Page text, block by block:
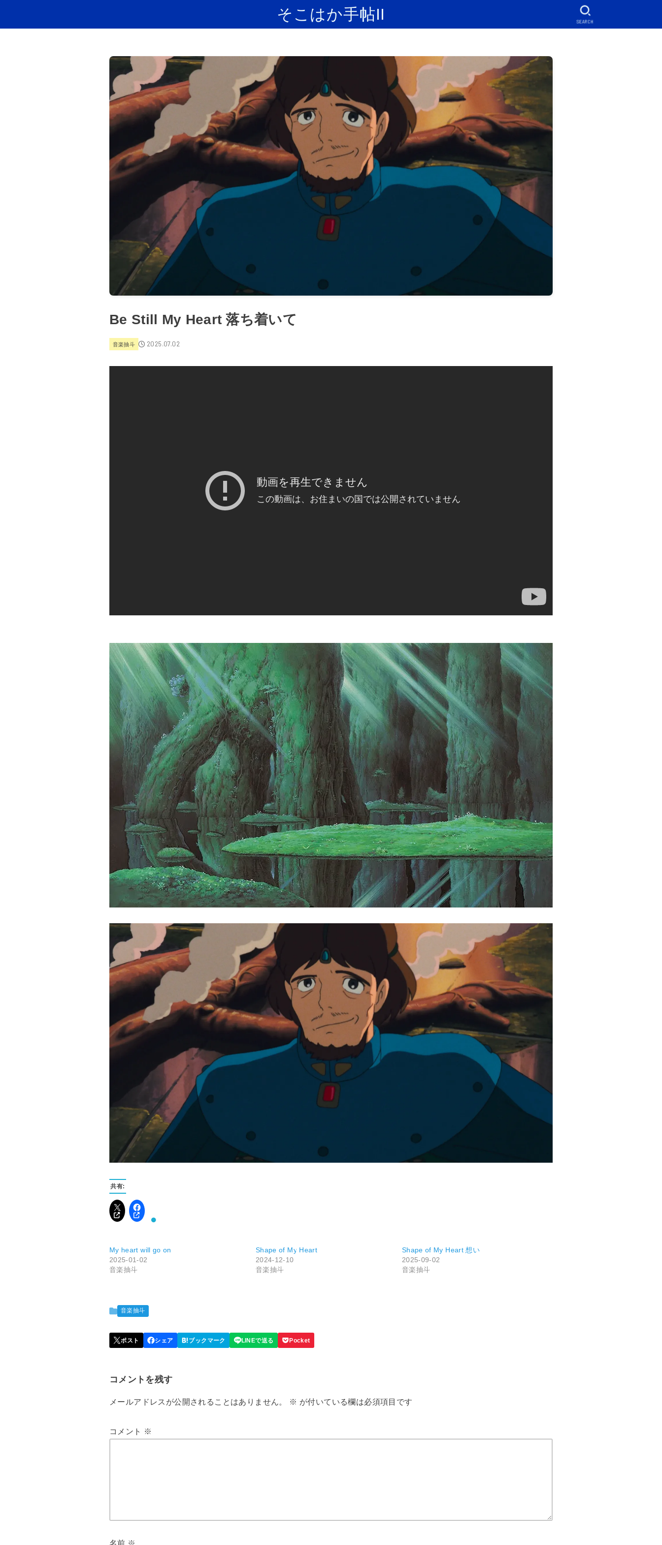
そこはか手帖II SEARCH
Be Still My Heart 落ち着いて
音楽抽斗 2025.07.02
共有:
My heart will go on
2025-01-02
音楽抽斗
Shape of My Heart
2024-12-10
音楽抽斗
Shape of My Heart 想い
2025-09-02
音楽抽斗
音楽抽斗
コメントを残す
メールアドレスが公開されることはありません。 ※ が付いている欄は必須項目です
コメント ※
名前 ※